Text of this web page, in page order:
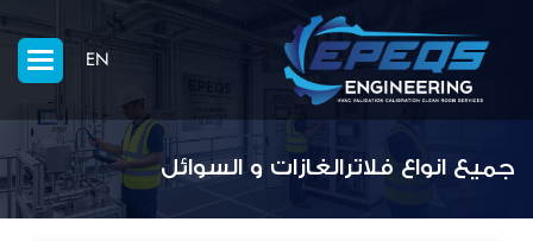
EN
جميع انواع فلاترالغازات و السوائل